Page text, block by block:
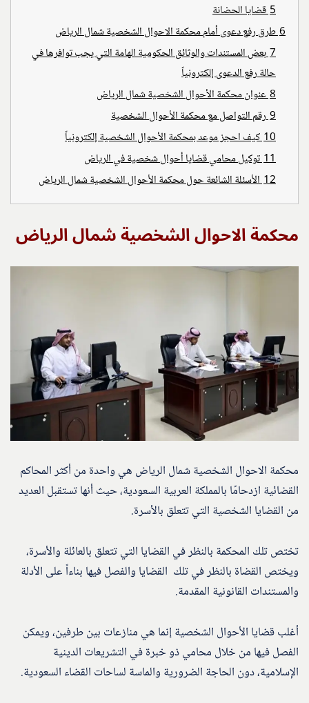
5قضايا الحضانة
6طرق رفع دعوى أمام محكمة الاحوال الشخصية شمال الرياض
7بعض المستندات والوثائق الحكومية الهامة التي يجب توافرها في
حالة رفع الدعوى إلكترونياً
8عنوان محكمة الأحوال الشخصية شمال الرياض
9 رقم التواصل مع محكمة الأحوال الشخصية
10كيف احجز موعد بمحكمة الأحوال الشخصية إلكترونياً
11توكيل محامي قضايا أحوال شخصية في الرياض
12الأسئلة الشائعة حول محكمة الأحوال الشخصية شمال الرياض
محكمة الاحوال الشخصية شمال الرياض
محكمة الاحوال الشخصية شمال الرياض هي واحدة من أكثر المحاكم
القضائية ازدحامًا بالمملكة العربية السعودية، حيث أنها تستقبل العديد
من القضايا الشخصية التي تتعلق بالأسرة.
تختص تلك المحكمة بالنظر في القضايا التي تتعلق بالعائلة والأسرة،
ويختص القضاة بالنظر في تلك القضايا والفصل فيها بناءاً على الأدلة
والمستندات القانونية المقدمة.
أغلب قضايا الأحوال الشخصية إنما هي منازعات بين طرفين، ويمكن
الفصل فيها من خلال محامي ذو خبرة في التشريعات الدينية
الإسلامية، دون الحاجة الضرورية والماسة لساحات القضاء السعودية.